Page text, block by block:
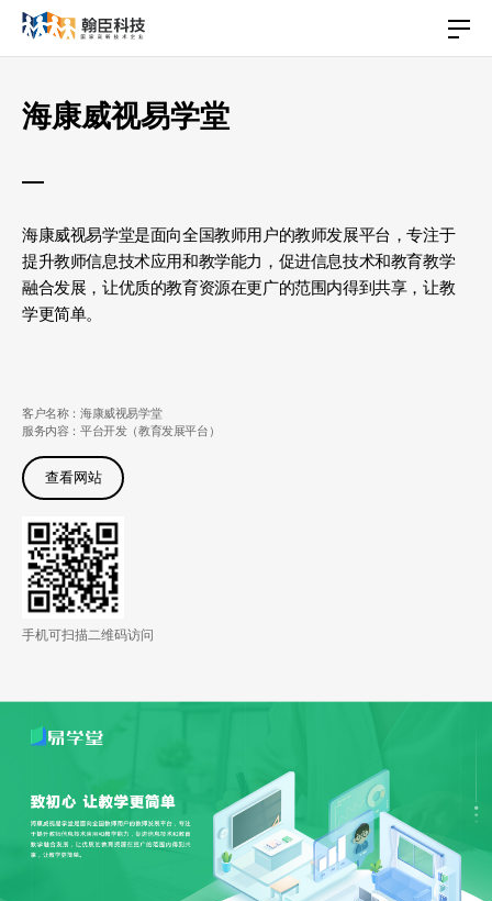
海康威视易学堂
海康威视易学堂是面向全国教师用户的教师发展平台，专注于
提升教师信息技术应用和教学能力，促进信息技术和教育教学
融合发展，让优质的教育资源在更广的范围内得到共享，让教
学更简单。
客户名称：海康威视易学堂
服务内容：平台开发（教育发展平台）
查看网站
手机可扫描二维码访问